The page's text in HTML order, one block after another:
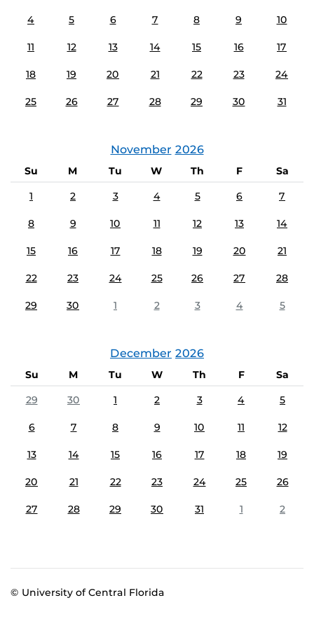
4 5 6 7 8 9 10
11 12 13 14 15 16 17
18 19 20 21 22 23 24
25 26 27 28 29 30 31
November 2026
Su M Tu W Th F
Sa
1
2 3 4 5 6 7
8 9 10 11 12 13 14
15 16 17 18 19 20 21
22 23 24 25 26 27 28
29 30 1 2 3 4 5
December 2026
Su M Tu W Th F
Sa
29
30 1 2 3 4 5
6 7 8 9 10 11 12
13 14 15 16 17 18 19
20 21 22 23 24 25 26
27 28 29 30 31 1 2
© University of Central Florida